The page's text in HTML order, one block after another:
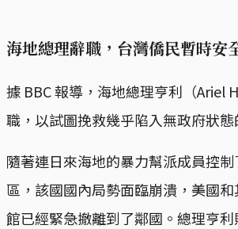
海地總理辭職，台灣僑民暫時安
據 BBC 報導，海地總理亨利（Ariel
職，以試圖挽救幾乎陷入無政府狀態
隨著連日來海地的暴力幫派成員控
區，該國國內局勢面臨崩潰，美國
館已經緊急撤離到了鄰國。總理亨